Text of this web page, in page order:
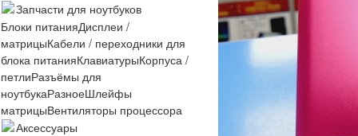
Запчасти для ноутбуков
Блоки питанияДисплеи /
матрицыКабели / переходники для
блока питанияКлавиатурыКорпуса /
петлиРазъёмы для
ноутбукаРазноеШлейфы
матрицыВентиляторы процессора
Аксессуары